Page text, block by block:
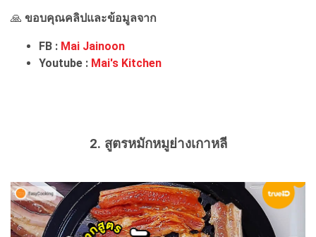
🙏 ขอบคุณคลิปและข้อมูลจาก
FB : Mai Jainoon
Youtube : Mai's Kitchen
2. สูตรหมักหมูย่างเกาหลี